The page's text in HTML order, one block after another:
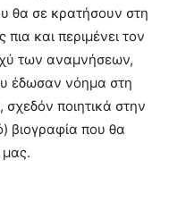
θα σε κρατήσουν στη
και περιμένει τον
των αναμνήσεων,
έδωσαν νόημα στη
ποιητικά στην
βιογραφία που θα